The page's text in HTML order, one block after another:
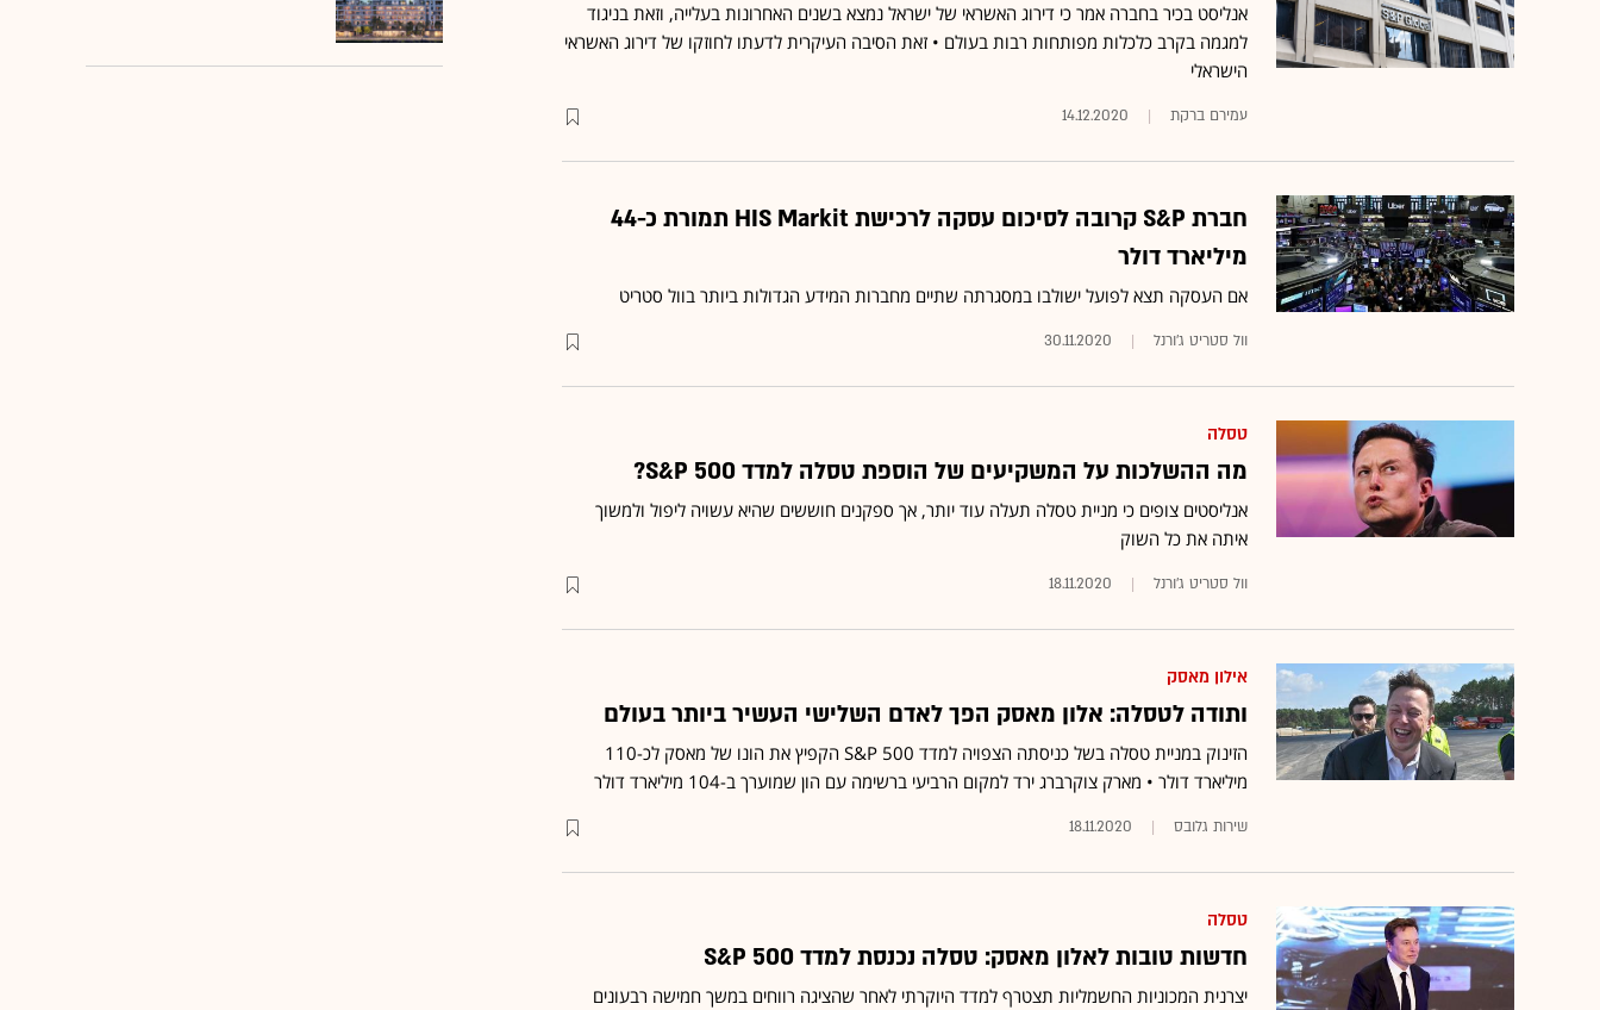
אנליסט בכיר בחברה אמר כי דירוג האשראי של ישראל נמצא בשנים האחרונות בעלייה, וזאת בניגוד
למגמה בקרב כלכלות מפותחות רבות בעולם • זאת הסיבה העיקרית לדעתו לחוזקו של דירוג האשראי
הישראלי
עמירם ברקת 14.12.2020
חברת S&P קרובה לסיכום עסקה לרכישת HIS Markit תמורת כ-44
מיליארד דולר
אם העסקה תצא לפועל ישולבו במסגרתה שתיים מחברות המידע הגדולות ביותר בוול סטריט
וול סטריט ג'ורנל 30.11.2020
טסלה
מה ההשלכות על המשקיעים של הוספת טסלה למדד 500 S&P?
אנליסטים צופים כי מניית טסלה תעלה עוד יותר, אך ספקנים חוששים שהיא עשויה ליפול ולמשוך
איתה את כל השוק
וול סטריט ג'ורנל 18.11.2020
אילון מאסק
ותודה לטסלה: אלון מאסק הפך לאדם השלישי העשיר ביותר בעולם
הזינוק במניית טסלה בשל כניסתה הצפויה למדד S&P 500 הקפיץ את הונו של מאסק לכ-110
מיליארד דולר • מארק צוקרברג ירד למקום הרביעי ברשימה עם הון שמוערך ב-104 מיליארד דולר
שירות גלובס 18.11.2020
טסלה
חדשות טובות לאלון מאסק: טסלה נכנסת למדד S&P 500
יצרנית המכוניות החשמליות תצטרף למדד היוקרתי לאחר שהציגה רווחים במשך חמישה רבעונים